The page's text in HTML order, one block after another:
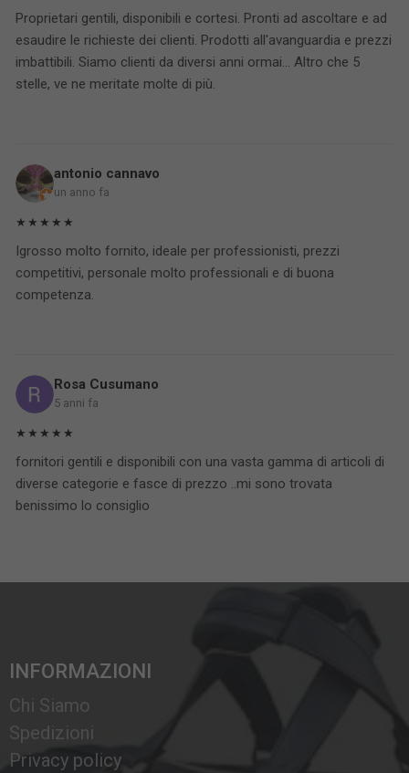
Proprietari gentili, disponibili e cortesi. Pronti ad ascoltare e ad
esaudire le richieste dei clienti. Prodotti all'avanguardia e prezzi
imbattibili. Siamo clienti da diversi anni ormai... Altro che 5
stelle, ve ne meritate molte di più.
antonio cannavo
un anno fa
★★★★★
Igrosso molto fornito, ideale per professionisti, prezzi
competitivi, personale molto professionali e di buona
competenza.
Rosa Cusumano
5 anni fa
★★★★★
fornitori gentili e disponibili con una vasta gamma di articoli di
diverse categorie e fasce di prezzo ..mi sono trovata
benissimo lo consiglio
INFORMAZIONI
Chi Siamo
Spedizioni
Privacy policy